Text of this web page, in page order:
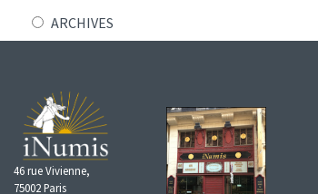
ARCHIVES
46 rue Vivienne,
75002 Paris